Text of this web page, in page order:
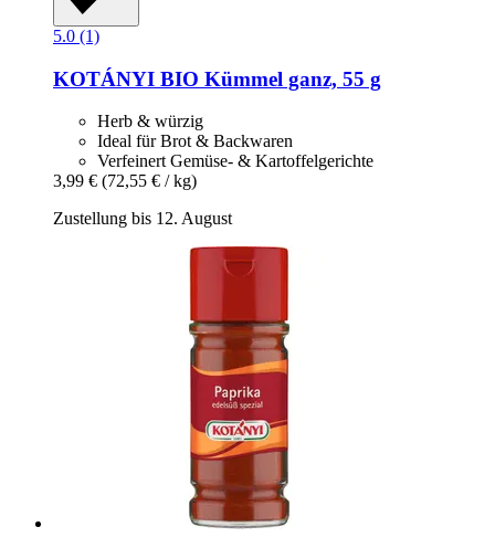
5.0 (1)
KOTÁNYI BIO Kümmel ganz, 55 g
Herb & würzig
Ideal für Brot & Backwaren
Verfeinert Gemüse- & Kartoffelgerichte
3,99 € (72,55 € / kg)
Zustellung bis 12. August